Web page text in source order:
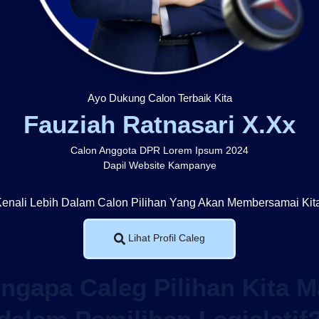
Visi & Misi Caleg
Ayo Dukung Calon Terbaik Kita
Fauziah Ratnasari X.Xx
Calon Anggota DPR Lorem Ipsum 2024
Dapil Website Kampanye
Lebih Dalam Calon Pilihan Yang Akan Membersamai
Lihat Profil Caleg